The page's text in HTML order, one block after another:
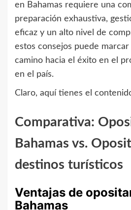
en Bahamas requiere una
preparación exhaustiva,
eficaz y un alto nivel de
estos consejos puede
camino hacia el éxito en el
en el país.
Claro, aquí tienes el
Comparativa:
Bahamas vs.
destinos turísticos
Ventajas de
Bahamas